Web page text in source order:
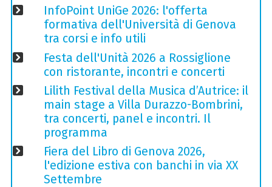
InfoPoint UniGe 2026: l'offerta
formativa dell'Università di Genova
tra corsi e info utili
Festa dell'Unità 2026 a Rossiglione
con ristorante, incontri e concerti
Lilith Festival della Musica d’Autrice: il
main stage a Villa Durazzo-Bombrini,
tra concerti, panel e incontri. Il
programma
Fiera del Libro di Genova 2026,
l'edizione estiva con banchi in via XX
Settembre